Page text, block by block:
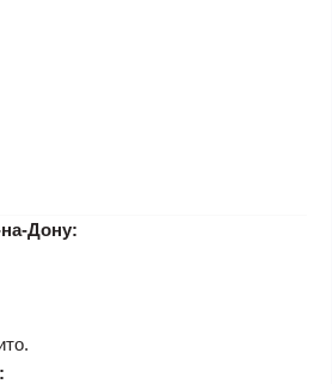
на-Дону: